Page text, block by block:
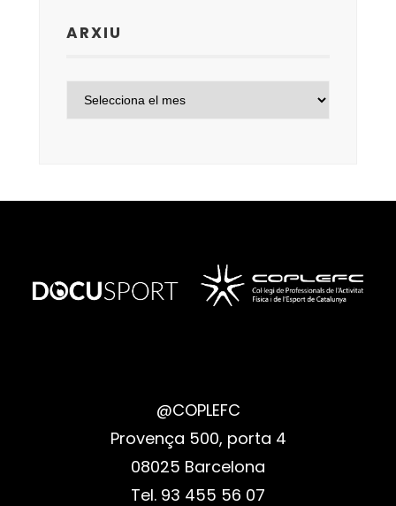
ARXIU
ARXIU
@COPLEFC
Provença 500, porta 4
08025 Barcelona
Tel. 93 455 56 07